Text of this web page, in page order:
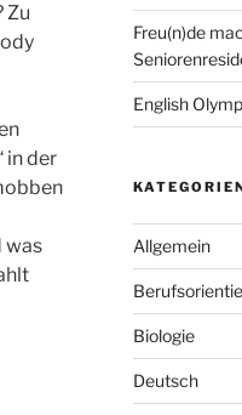
Zu
in der
was
Freu(n)de
English
Allgemein
Biologie
Deutsch